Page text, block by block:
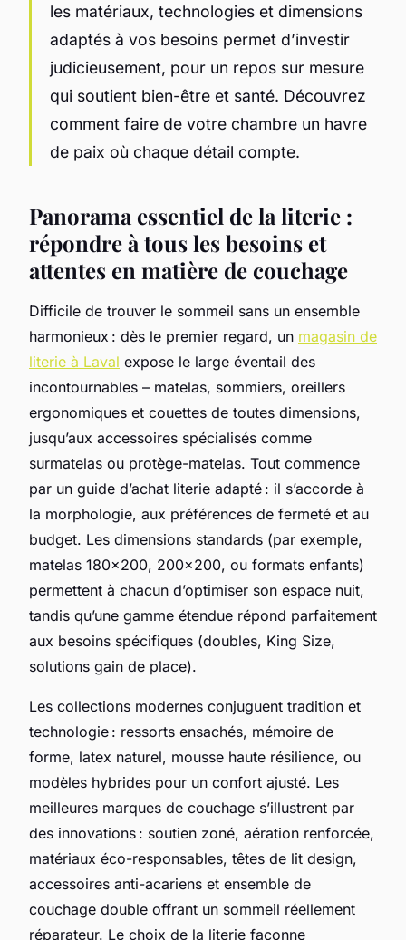
les matériaux, technologies et dimensions
adaptés à vos besoins permet d’investir
judicieusement, pour un repos sur mesure
qui soutient bien-être et santé. Découvrez
comment faire de votre chambre un havre
de paix où chaque détail compte.
Panorama essentiel de la literie :
répondre à tous les besoins et
attentes en matière de couchage
Difficile de trouver le sommeil sans un ensemble
harmonieux : dès le premier regard, un magasin de
literie à Laval expose le large éventail des
incontournables – matelas, sommiers, oreillers
ergonomiques et couettes de toutes dimensions,
jusqu’aux accessoires spécialisés comme
surmatelas ou protège-matelas. Tout commence
par un guide d’achat literie adapté : il s’accorde à
la morphologie, aux préférences de fermeté et au
budget. Les dimensions standards (par exemple,
matelas 180x200, 200x200, ou formats enfants)
permettent à chacun d’optimiser son espace nuit,
tandis qu’une gamme étendue répond parfaitement
aux besoins spécifiques (doubles, King Size,
solutions gain de place).
Les collections modernes conjuguent tradition et
technologie : ressorts ensachés, mémoire de
forme, latex naturel, mousse haute résilience, ou
modèles hybrides pour un confort ajusté. Les
meilleures marques de couchage s’illustrent par
des innovations : soutien zoné, aération renforcée,
matériaux éco-responsables, têtes de lit design,
accessoires anti-acariens et ensemble de
couchage double offrant un sommeil réellement
réparateur. Le choix de la literie façonne